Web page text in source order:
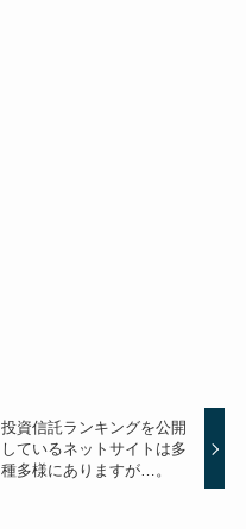
投資信託ランキングを公開
しているネットサイトは多
種多様にありますが…。